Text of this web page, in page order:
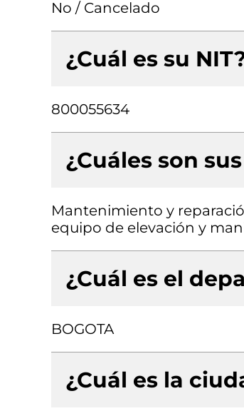
No / Cancelado
¿Cuál es su
800055634
¿Cuáles son
Mantenimiento y
equipo de elevación y
¿Cuál es el
BOGOTA
¿Cuál es la